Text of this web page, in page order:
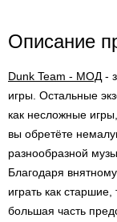
Описание
Dunk Team - МОД -
игры. Остальные
как несложные
вы обретёте
разнообразной
Благодаря
играть как
большая часть